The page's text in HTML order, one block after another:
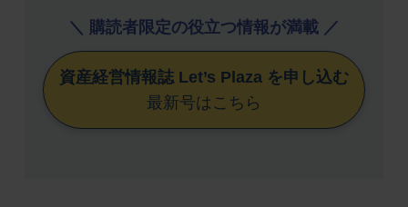
＼ 購読者限定の役立つ情報が満載 ／
資産経営情報誌 Let’s Plaza を申し込む
最新号はこちら